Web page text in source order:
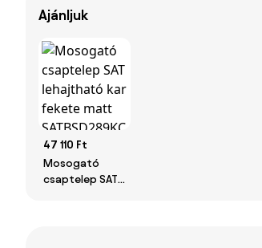
Ajánljuk
47 110 Ft
Mosogató
csaptelep SAT